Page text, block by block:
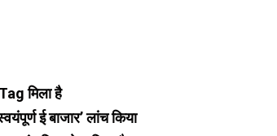
मिला है
ई बाजार’ लांच किया